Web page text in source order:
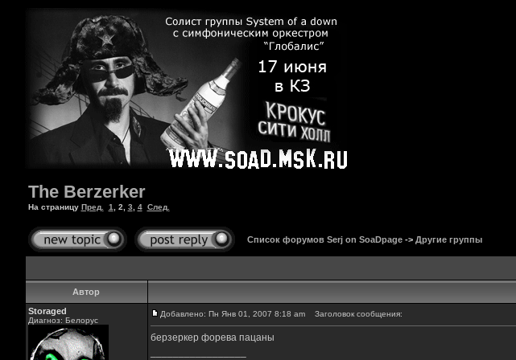
The Berzerker
На страницу Пред. 1 2 3 4 След.
Список форумов Serj on SoaDpage-> Другие группы
Автор
Storaged
Диагноз: Белорус
Добавлено: Пн Янв 01, 2007 8:18 am Заголовок сообщения:
берзеркер форева пацаны